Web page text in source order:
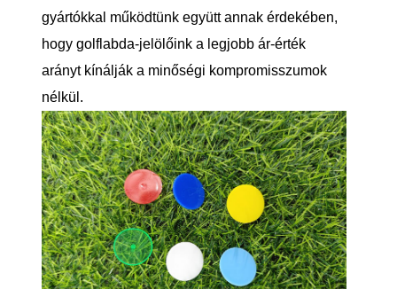
gyártókkal működtünk együtt annak érdekében,
hogy golflabda-jelölőink a legjobb ár-érték
arányt kínálják a minőségi kompromisszumok
nélkül.